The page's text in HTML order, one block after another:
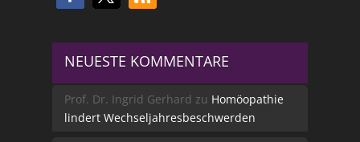
NEUESTE KOMMENTARE
Prof. Dr. Ingrid Gerhard zu Homöopathie
lindert Wechseljahresbeschwerden